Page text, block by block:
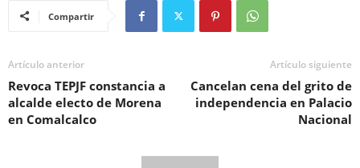
Compartir
Artículo anterior
Revoca TEPJF constancia a
alcalde electo de Morena
en Comalcalco
Artículo siguiente
Cancelan cena del grito de
independencia en Palacio
Nacional